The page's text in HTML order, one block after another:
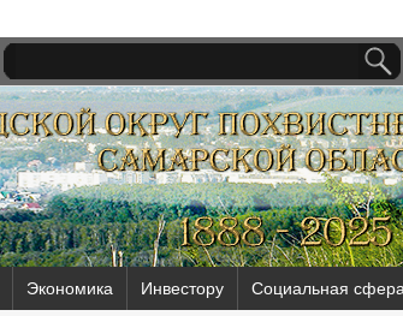
Экономика Инвестору Социальная сфера